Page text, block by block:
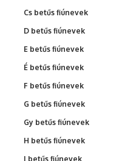
Cs betűs fiúnevek
D betűs fiúnevek
E betűs fiúnevek
É betűs fiúnevek
F betűs fiúnevek
G betűs fiúnevek
Gy betűs fiúnevek
H betűs fiúnevek
I betűs fiúnevek